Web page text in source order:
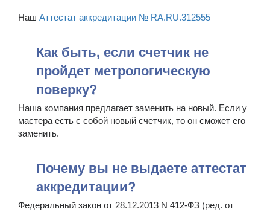
Наш Аттестат аккредитации № RA.RU.312555
Как быть, если счетчик не
пройдет метрологическую
поверку?
Наша компания предлагает заменить на новый. Если у
мастера есть с собой новый счетчик, то он сможет его
заменить.
Почему вы не выдаете аттестат
аккредитации?
Федеральный закон от 28.12.2013 N 412-ФЗ (ред. от